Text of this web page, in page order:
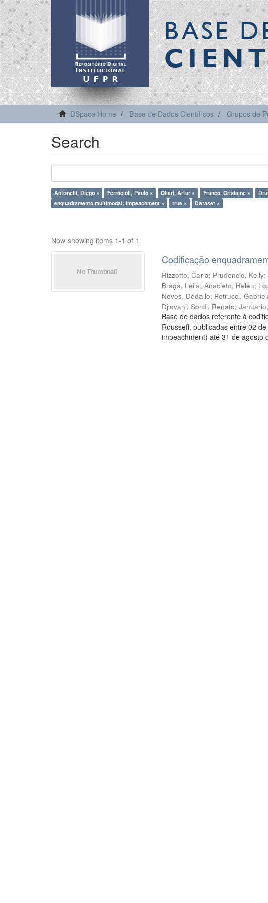
BASE
DSpace Home Base de Dados Científicos Grupos de
Search
Antonelli, Diego × Ferracioli, Paulo × Oliari, Artur × Franco, Crislaine ×
enquadramento multimodal; impeachment ×
true × Dataset ×
Now showing items 1-1 of 1
Codificação
Rizzotto, Carla; Prudencio, Kelly;
Braga, Leila;Anacleto, Helen;
Neves, Dédallo; Petrucci,
Djiovani;Sordi, Renato;
Base de dados referente à
Rousseff, publicadas entre 02
impeachment) até 31 de agosto